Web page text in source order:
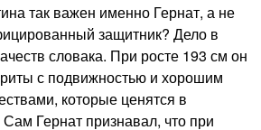
так важен именно Гернат, а не
защитник? Дело в
словака. При росте 193 см он
с подвижностью и хорошим
которые ценятся в
Гернат признавал, что при